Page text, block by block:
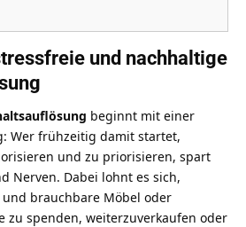
und nachhaltige
beginnt mit einer
Wer frühzeitig damit startet,
und zu priorisieren, spart
Nerven. Dabei lohnt es sich,
und brauchbare Möbel oder
zu spenden, weiterzuverkaufen oder